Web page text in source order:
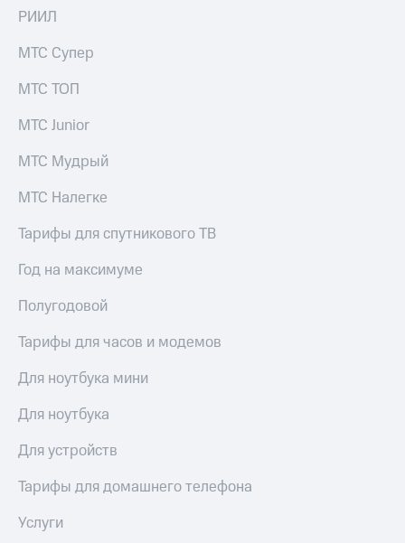
РИИЛ
МТС Супер
МТС ТОП
МТС Junior
МТС Мудрый
МТС Налегке
Тарифы для спутникового ТВ
Год на максимуме
Полугодовой
Тарифы для часов и модемов
Для ноутбука мини
Для ноутбука
Для устройств
Тарифы для домашнего телефона
Услуги